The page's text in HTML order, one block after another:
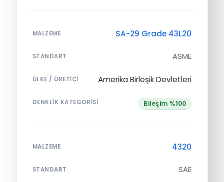
MALZEME SA-29 Grade 43L20
STANDART ASME
ÜLKE / ÜRETICI Amerika Birleşik Devletleri
DENKLIK KATEGORISI Bileşim %100
MALZEME 4320
STANDART SAE